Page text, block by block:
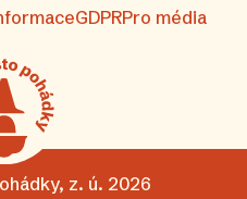
GDPRPro média
z. ú. 2026